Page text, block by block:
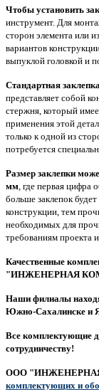
Чтобы установить
инструмент. Для
сторон элемента или
вариантов
выпуклой головкой и
Стандартная
представляет собой
стержня, который
применения этой
только к одной из
потребуется
Размер заклепки
мм, где первая цифра
больше заклепок
конструкции, тем
необходимых для
требованиям проекта
Качественные
"ИНЖЕНЕРНАЯ
Наши филиалы
Южно-Сахалинске и
Все комплектующие
сотрудничеству!
ООО "ИНЖЕНЕРНАЯ
комплектующих и